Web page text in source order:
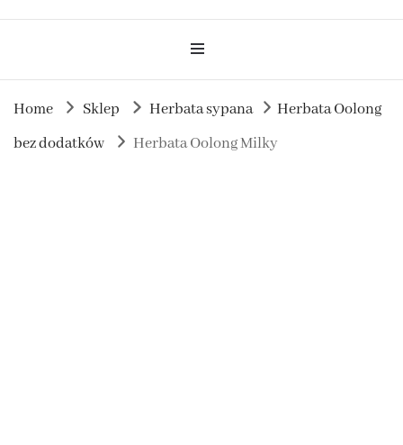
Herbaciarnia Art-Tea
Home Sklep Herbata sypana
Herbata Oolong
bez dodatków
Herbata Oolong Milky